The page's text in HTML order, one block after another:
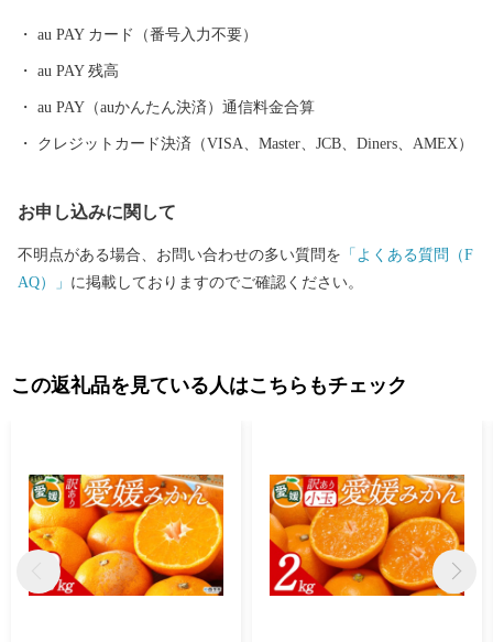
au PAY カード（番号入力不要）
au PAY 残高
au PAY（auかんたん決済）通信料金合算
クレジットカード決済（VISA、Master、JCB、Diners、AMEX）
お申し込みに関して
不明点がある場合、お問い合わせの多い質問を 「よくある質問（F
AQ）」 に掲載しておりますのでご確認ください。
この返礼品を見ている人はこちらもチェック